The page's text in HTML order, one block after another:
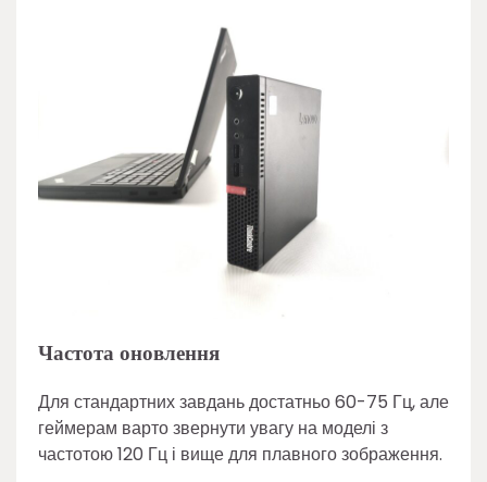
Частота оновлення
Для стандартних завдань достатньо 60-75 Гц, але
геймерам варто звернути увагу на моделі з
частотою 120 Гц і вище для плавного зображення.